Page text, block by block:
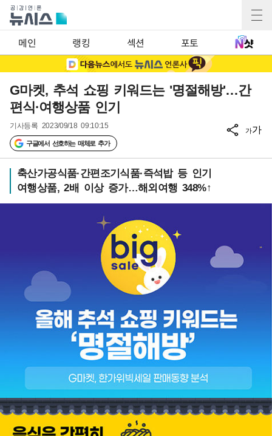
메인 랭킹 섹션 포토
G마켓, 추석 쇼핑 키워드는 '명절해방'…간
편식·여행상품 인기
기사등록 2023/09/18 09:10:15
구글에서 선호하는 매체로 추가
가가
축산가공식품·간편조기식품·즉석밥 등 인기
여행상품, 2배 이상 증가…해외여행 348%↑